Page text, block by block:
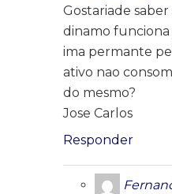
Gostariade
dinamo funciona
ima permante
ativo nao
do mesmo?
Jose Carlos
Responder